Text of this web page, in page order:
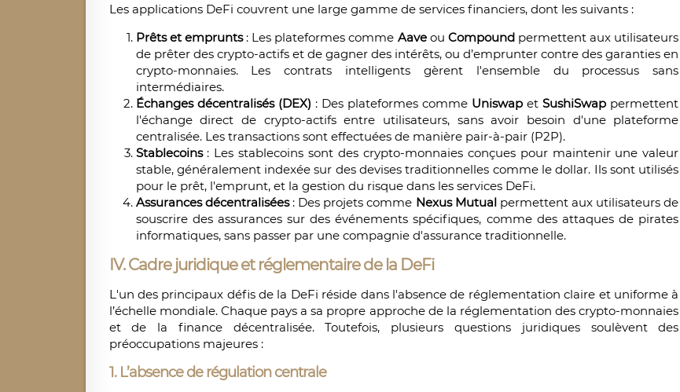
Les applications DeFi couvrent une large gamme de services financiers, dont les suivants :
Prêts et emprunts: Les plateformes comme Aaveou Compoundpermettent aux utilisateurs
de prêter des crypto-actifs et de gagner des intérêts, ou d’emprunter contre des garanties en
crypto-monnaies. Les contrats intelligents gèrent l'ensemble du processus sans
intermédiaires.
Échanges décentralisés (DEX) : Des plateformes comme Uniswap etSushiSwap permettent
l'échange direct de crypto-actifs entre utilisateurs, sans avoir besoin d'une plateforme
centralisée. Les transactions sont effectuées de manière pair-à-pair (P2P).
Stablecoins: Les stablecoins sont des crypto-monnaies conçues pour maintenir une valeur
stable, généralement indexée sur des devises traditionnelles comme le dollar. Ils sont utilisés
pour le prêt, l'emprunt, et la gestion du risque dans les services DeFi.
Assurances décentralisées: Des projets comme Nexus Mutualpermettent aux utilisateurs de
souscrire des assurances sur des événements spécifiques, comme des attaques de pirates
informatiques, sans passer par une compagnie d'assurance traditionnelle.
IV. Cadre juridique et réglementaire de la DeFi
L'un des principaux défis de la DeFi réside dans l'absence de réglementation claire et uniforme à
l’échelle mondiale. Chaque pays a sa propre approche de la réglementation des crypto-monnaies
et de la finance décentralisée. Toutefois, plusieurs questions juridiques soulèvent des
préoccupations majeures :
1. L’absence de régulation centrale